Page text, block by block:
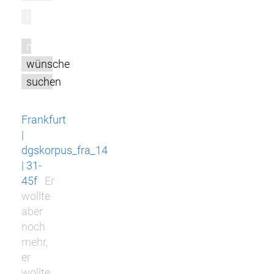
m
wünsche
suchen
Frankfurt
|
dgskorpus_fra_14
| 31-
45f
Er
wollte
aber
noch
mehr,
er